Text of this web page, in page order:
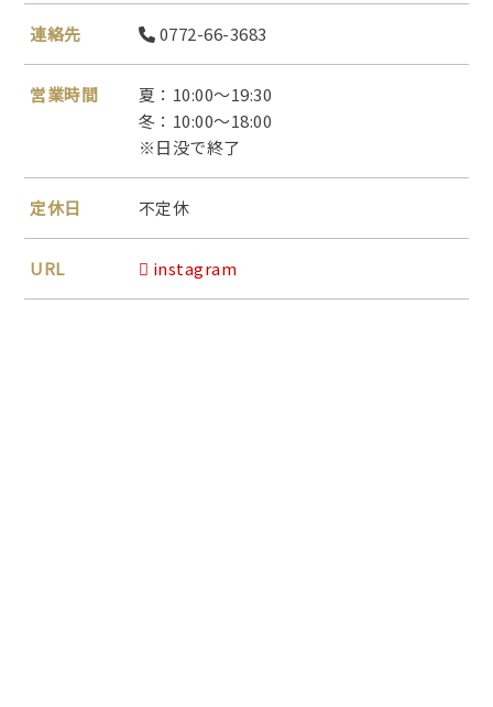
連絡先 0772-66-3683
営業時間
夏：10:00～19:30
冬：10:00～18:00
※日没で終了
定休日 不定休
URL instagram